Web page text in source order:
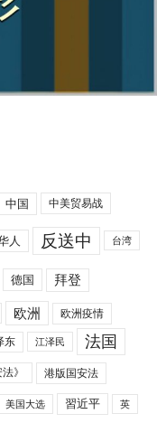
中国 中美贸易战
人 反送中 台湾
德国 拜登
欧洲 欧洲疫情
东 江泽民 法国
》 港版国安法
美国大选 習近平 英